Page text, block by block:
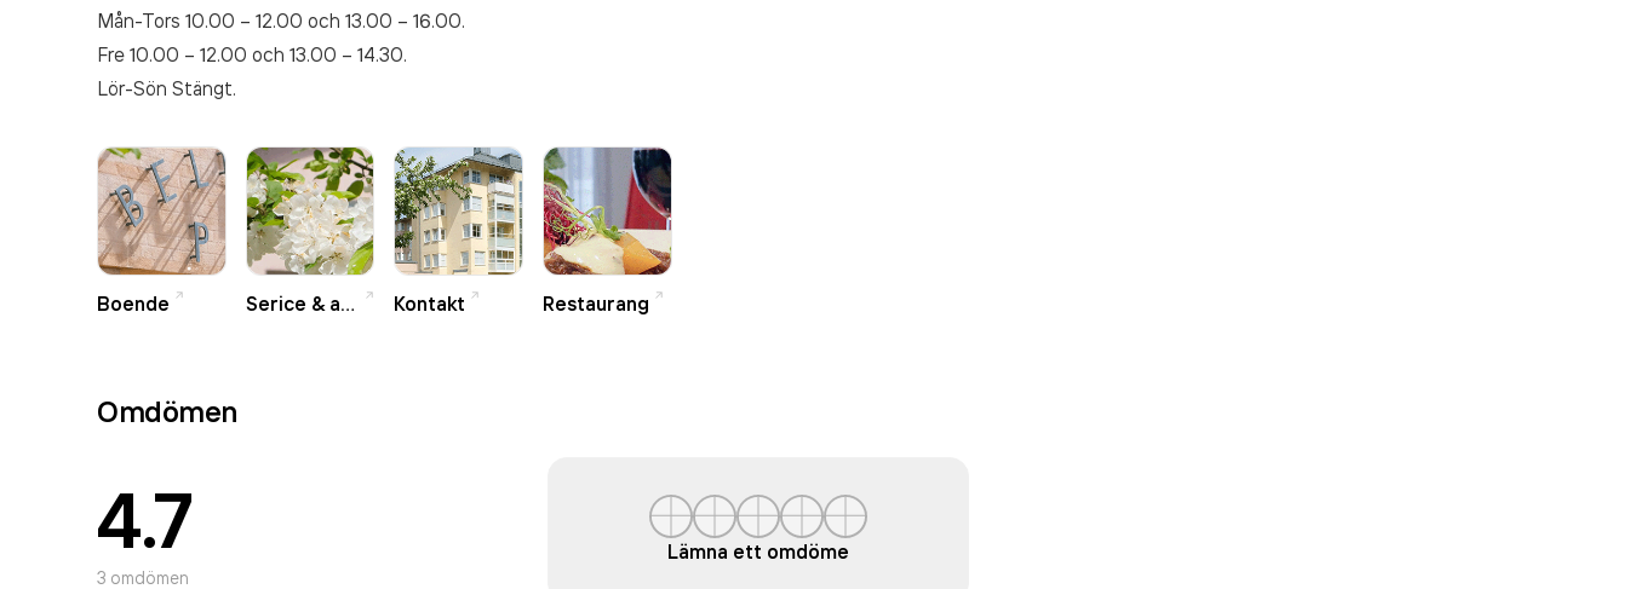
Mån-Tors 10.00 – 12.00 och 13.00 – 16.00.
Fre 10.00 – 12.00 och 13.00 – 14.30.
Lör-Sön Stängt.
Boende Serice & aktiviteter Kontakt Restaurang
Omdömen
4.7
3 omdömen
Lämna ett omdöme